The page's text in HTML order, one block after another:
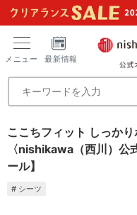
メニュー 最新情報
ここちフィット しっか
〈nishikawa（西川）公
ール】
# シーツ